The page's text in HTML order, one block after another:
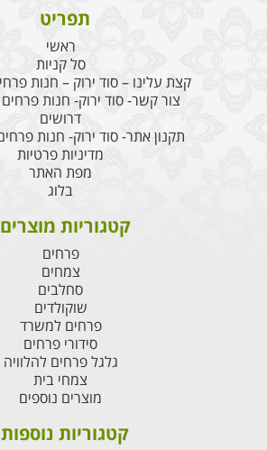
תפריט
ראשי
סל קניות
קצת עלינו – סוד ירוק – חנות
צור קשר- סוד ירוק- חנות
דרושים
תקנון אתר- סוד ירוק- חנות
מדיניות פרטיות
מפת האתר
בלוג
קטגוריות מוצרים
פרחים
צמחים
סחלבים
שוקולדים
פרחים למשרד
סידורי פרחים
גלגל פרחים להלוויה
צמחי בית
מוצרים נוספים
קטגוריות נוספות